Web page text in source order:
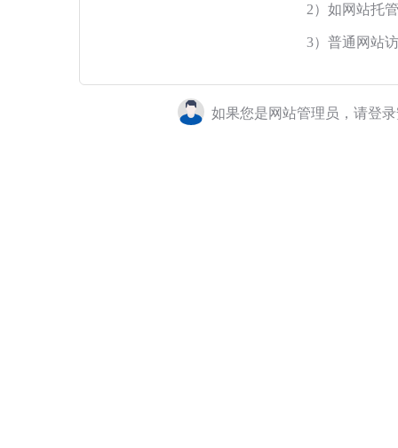
2）如网站托
3）普通网站
如果您是网站管理员，请登